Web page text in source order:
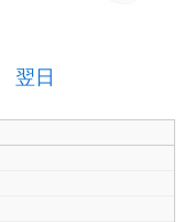
翌日